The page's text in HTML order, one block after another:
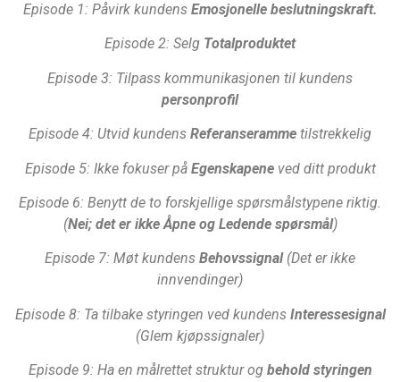
Episode 1: Påvirk kundens Emosjonelle beslutningskraft.
Episode 2: Selg Totalproduktet
Episode 3: Tilpass kommunikasjonen til kundens
personprofil
Episode 4: Utvid kundens Referanseramme tilstrekkelig
Episode 5: Ikke fokuser på Egenskapeneved ditt produkt
Episode 6: Benytt de to forskjellige spørsmålstypene riktig.
(Nei; det er ikke Åpne og Ledende spørsmål)
Episode 7: Møt kundens Behovssignal(Det er ikke
innvendinger)
Episode 8: Ta tilbake styringen ved kundensInteressesignal
(Glem kjøpssignaler)
Episode 9: Ha en målrettet struktur og behold styringen